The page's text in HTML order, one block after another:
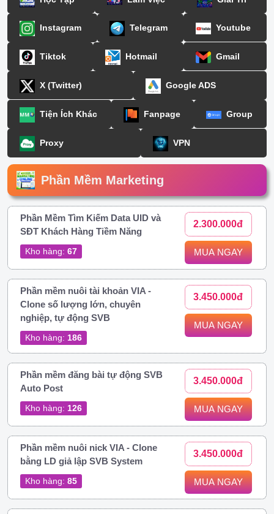
Instagram Telegram Youtube
Tiktok Hotmail Gmail
X (Twitter) Google ADS
Tiện Ích Khác Fanpage Group
Proxy VPN
Phần Mềm Marketing
Phần Mềm Tìm Kiếm Data UID và
SĐT Khách Hàng Tiềm Năng
Kho hàng: 67
2.300.000đ
MUA NGAY
Phần mềm nuôi tài khoản VIA -
Clone số lượng lớn, chuyên
nghiệp, tự động SVB
Kho hàng: 186
3.450.000đ
MUA NGAY
Phần mềm đăng bài tự động SVB
Auto Post
Kho hàng: 126
3.450.000đ
MUA NGAY
Phần mềm nuôi nick VIA - Clone
bằng LD giả lập SVB System
Kho hàng: 85
3.450.000đ
MUA NGAY